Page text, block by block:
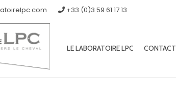
+33 (0)3 59 61 17 13
LE LABORATOIRE LPC CONTACT